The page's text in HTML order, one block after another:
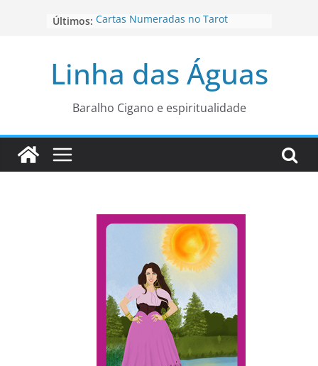
Últimos: Cartas Numeradas no Tarot
para está fase
Os Naipes no Tarot
Cartas da Corte no Tarot
Linha das Águas
Baralho Cigano e espiritualidade